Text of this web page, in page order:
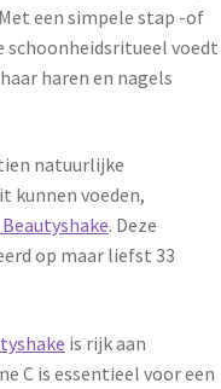
een simpele stap -of
schoonheidsritueel voedt
haren en nagels
natuurlijke
kunnen voeden,
. Deze
op maar liefst 33
is rijk aan
C is essentieel voor een